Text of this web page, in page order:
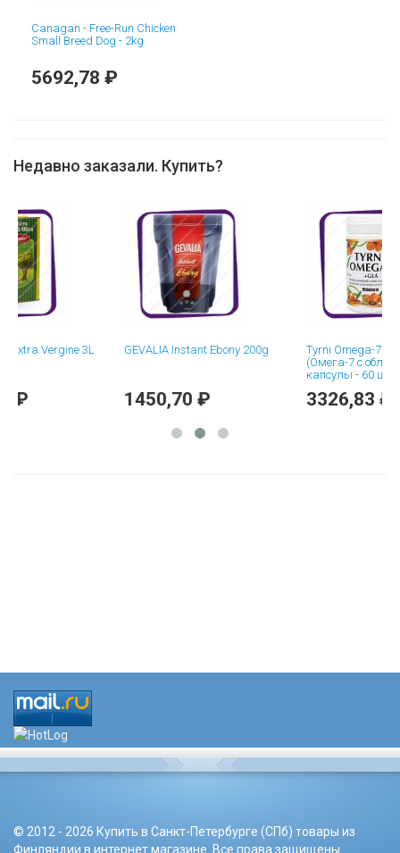
Canagan - Free-Run Chicken
Small Breed Dog - 2kg
5692,78 ₽
Недавно заказали. Купить?
Vergine 3L GEVALIA Instant Ebony 200g
1450,70 ₽
Tyrni Omega-7 +GLA
(Омега-7 с облепихой
капсулы - 60 шт
3326,83 ₽
© 2012 - 2026 Купить в Санкт-Петербурге (СПб) товары из
Финляндии в интернет магазине. Все права защищены.